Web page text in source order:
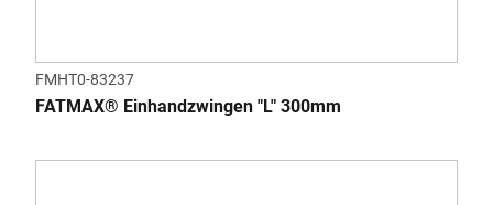
FMHT0-83237
FATMAX® Einhandzwingen "L" 300mm